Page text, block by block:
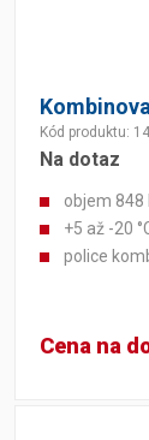
Kód produktu:
Na dotaz
objem 848 l
+5 až -20
police
Cena na